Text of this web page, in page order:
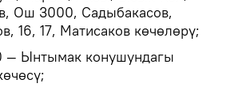
Ош 3000, Садыбакасов,
16, 17, Матисаков көчөлөрү;
— Ынтымак конушундагы